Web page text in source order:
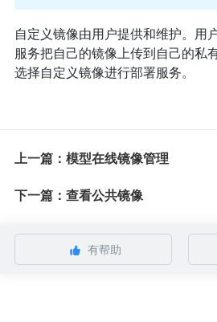
自定义镜像由用户提供和维护。用
服务把自己的镜像上传到自己的私
选择自定义镜像进行部署服务。
上一篇：模型在线镜像管理
下一篇：查看公共镜像
有帮助